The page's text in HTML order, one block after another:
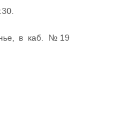
в каб. №19